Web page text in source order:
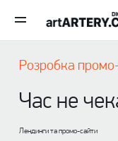
Розробка
Час не
Лендинги та промо-сайти